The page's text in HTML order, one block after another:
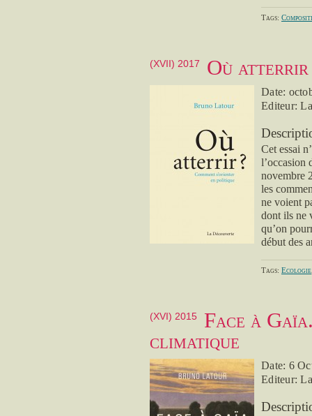
Tags:
(XVII) 2017 Où atterrir
Date:
Editeur:
Cet essai
l’occasion
novembre
les
ne voient
dont ils ne
qu’on
début des
Tags: Ecologie
(XVI) 2015
Face à
climatique
Date: 6
Editeur: